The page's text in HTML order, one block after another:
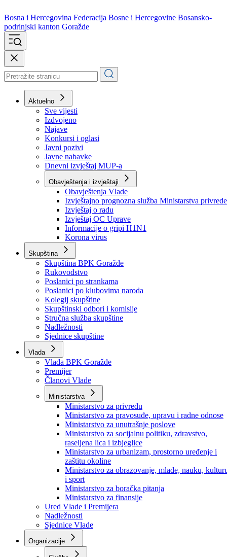
Bosna i Hercegovina
podrinjski kanton Goražde
Aktuelno
Sve vijesti
Izdvojeno
Najave
Konkursi i oglasi
Javni pozivi
Javne nabavke
Dnevni izvještaj MUP-a
Obavještenja i izvještaji
Obavještenja Vlade
Izvještajno prognozna služba Ministarstva privrede
Izvještaj o radu
Izvještaj OC Uprave
Informacije o gripi H1N1
Korona virus
Skupština
Skupština BPK Goražde
Rukovodstvo
Poslanici po strankama
Poslanici po klubovima naroda
Kolegij skupštine
Skupštinski odbori i komisije
Stručna služba skupštine
Nadležnosti
Sjednice skupštine
Vlada
Vlada BPK Goražde
Premijer
Članovi Vlade
Ministarstva
Ministarstvo za privredu
Ministarstvo za pravosuđe, upravu i radne odnose
Ministarstvo za unutrašnje poslove
Ministarstvo za socijalnu politiku, zdravstvo,
raseljena lica i izbjeglice
Ministarstvo za urbanizam, prostorno uređenje i
zaštitu okoline
Ministarstvo za obrazovanje, mlade, nauku,
i sport
Ministarstvo za boračka pitanja
Ministarstvo za finansije
Ured Vlade i Premijera
Nadležnosti
Sjednice Vlade